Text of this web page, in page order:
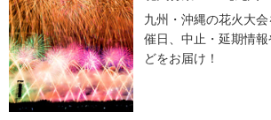
九州・沖縄の花火大
催日、中止・延期情
どをお届け！